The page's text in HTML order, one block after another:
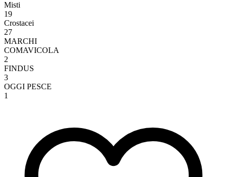
Misti
19
Crostacei
27
MARCHI
COMAVICOLA
2
FINDUS
3
OGGI PESCE
1